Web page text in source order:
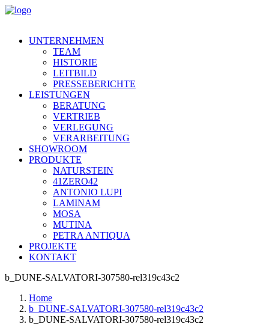
UNTERNEHMEN
TEAM
HISTORIE
LEITBILD
PRESSEBERICHTE
LEISTUNGEN
BERATUNG
VERTRIEB
VERLEGUNG
VERARBEITUNG
SHOWROOM
PRODUKTE
NATURSTEIN
41ZERO42
ANTONIO LUPI
LAMINAM
MOSA
MUTINA
PETRA ANTIQUA
PROJEKTE
KONTAKT
b_DUNE-SALVATORI-307580-rel319c43c2
Home
b_DUNE-SALVATORI-307580-rel319c43c2
b_DUNE-SALVATORI-307580-rel319c43c2